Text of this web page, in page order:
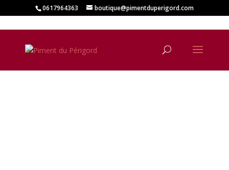
0617964363 boutique@pimentduperigord.com